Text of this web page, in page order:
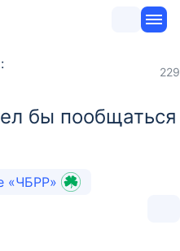
229
бы пообщаться
«ЧБРР»